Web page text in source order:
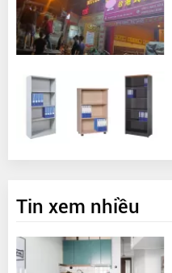
Tin xem nhiều